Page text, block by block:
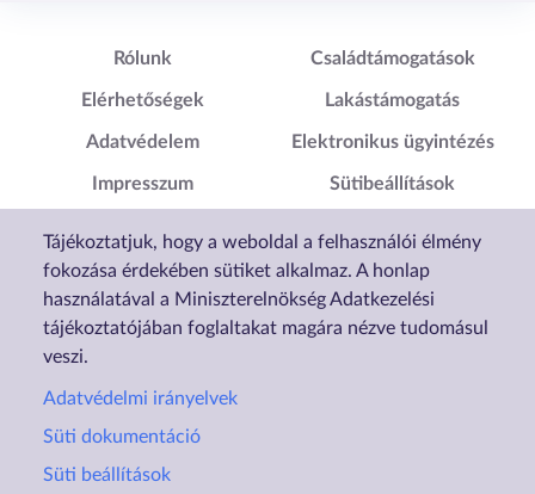
Tájékoztatjuk, hogy a weboldal a felhasználói élmény
fokozása érdekében sütiket alkalmaz. A honlap
használatával a Miniszterelnökség Adatkezelési
tájékoztatójában foglaltakat magára nézve tudomásul
veszi.
Adatvédelmi irányelvek
Süti dokumentáció
Süti beállítások
Lábléc1
Rólunk
Elérhetőségek
Adatvédelem
Impresszum
Nyilatkozat
Lábléc2
Családtámogatások
Lakástámogatás
Elektronikus ügyintézés
Sütibeállítások